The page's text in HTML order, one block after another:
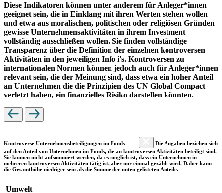
Diese Indikatoren können unter anderem für Anleger*innen
geeignet sein, die in Einklang mit ihren Werten stehen wollen
und etwa aus moralischen, politischen oder religiösen Gründen
gewisse Unternehmensaktivitäten in ihrem Investment
vollständig ausschließen wollen. Sie finden vollständige
Transparenz über die Definition der einzelnen kontroversen
Aktivitäten in den jeweiligen Info i's. Kontroversen zu
internationalen Normen können jedoch auch für Anleger*innen
relevant sein, die der Meinung sind, dass etwa ein hoher Anteil
an Unternehmen die die Prinzipien des UN Global Compact
verletzt haben, ein finanzielles Risiko darstellen könnten.
Kontroverse Unternehmensbeteiligungen im Fonds
Die Angaben beziehen sich
auf den Anteil von Unternehmen im Fonds, die an kontroversen Aktivitäten beteiligt sind.
Sie können nicht aufsummiert werden, da es möglich ist, dass ein Unternehmen in
mehreren kontroversen Aktivitäten tätig ist, aber nur einmal gezählt wird. Daher kann
die Gesamthöhe niedriger sein als die Summe der unten gelisteten Anteile.
Umwelt